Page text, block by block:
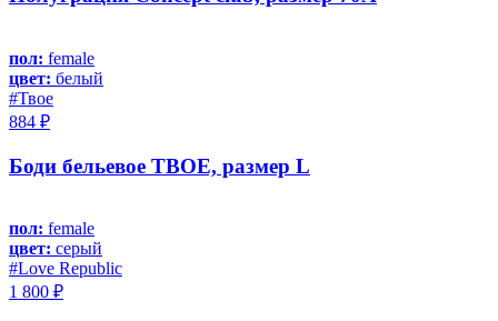
пол: female
цвет: белый
#Твое
884 ₽
Боди бельевое ТВОЕ, размер L
пол: female
цвет: серый
#Love Republic
1 800 ₽